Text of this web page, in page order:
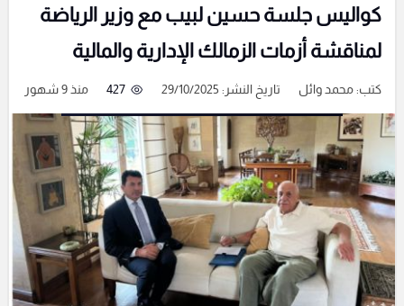
كواليس جلسة حسين لبيب مع وزير الرياضة
لمناقشة أزمات الزمالك الإدارية والمالية
كتب:محمد وائل تاريخ النشر: 29/10/2025 427 منذ 9 شهور